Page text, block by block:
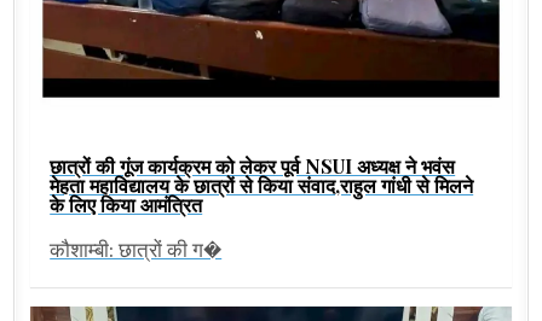
छात्रों की गूंज कार्यक्रम को लेकर पूर्व NSUI अध्यक्ष ने भवंस
मेहता महाविद्यालय के छात्रों से किया संवाद,राहुल गांधी से मिलने
के लिए किया आमंत्रित
कौशाम्बी: छात्रों की ग�